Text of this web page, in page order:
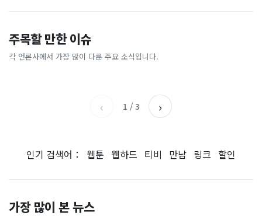
주목할 만한 이슈
각 언론사에서 가장 많이 다룬 주요 소식입니다.
"삼성전자, 지금 당장 사
라"…200조 '역대급 호재' 예
고에 들썩
한국경제
들 국민일보
돌핀에 마천루도 ‘흔들’…진
동 감쇄기까지 작동했다 [현장
고?”…알고 보니 ‘이 운동’이
‹ 1 / 3 ›
인기 검색어： 웹툰 웹하드 티비 만남 링크 할인
가장 많이 본 뉴스